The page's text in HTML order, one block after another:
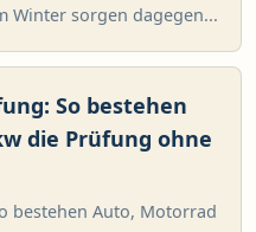
Winter sorgen dagegen...
So bestehen
die Prüfung ohne
bestehen Auto, Motorrad